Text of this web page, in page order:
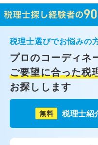
税理士選びでお悩みの
プロのコーディネ
ご要望に合った税
お探しします
無料 税理士紹